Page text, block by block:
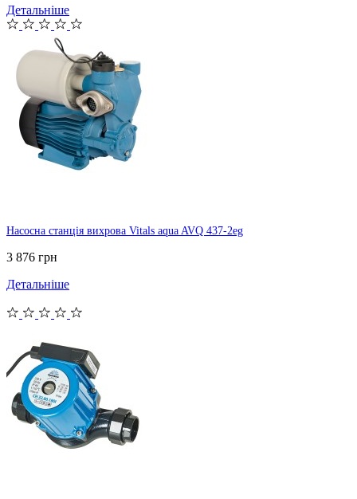
Детальніше
Насосна станція вихрова Vitals aqua AVQ 437-2eg
3 876 грн
Детальніше